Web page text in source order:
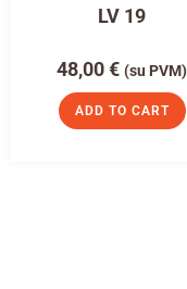
LV 19
48,00€ (su PVM)
ADD TO CART